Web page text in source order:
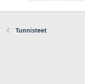
Tunnisteet